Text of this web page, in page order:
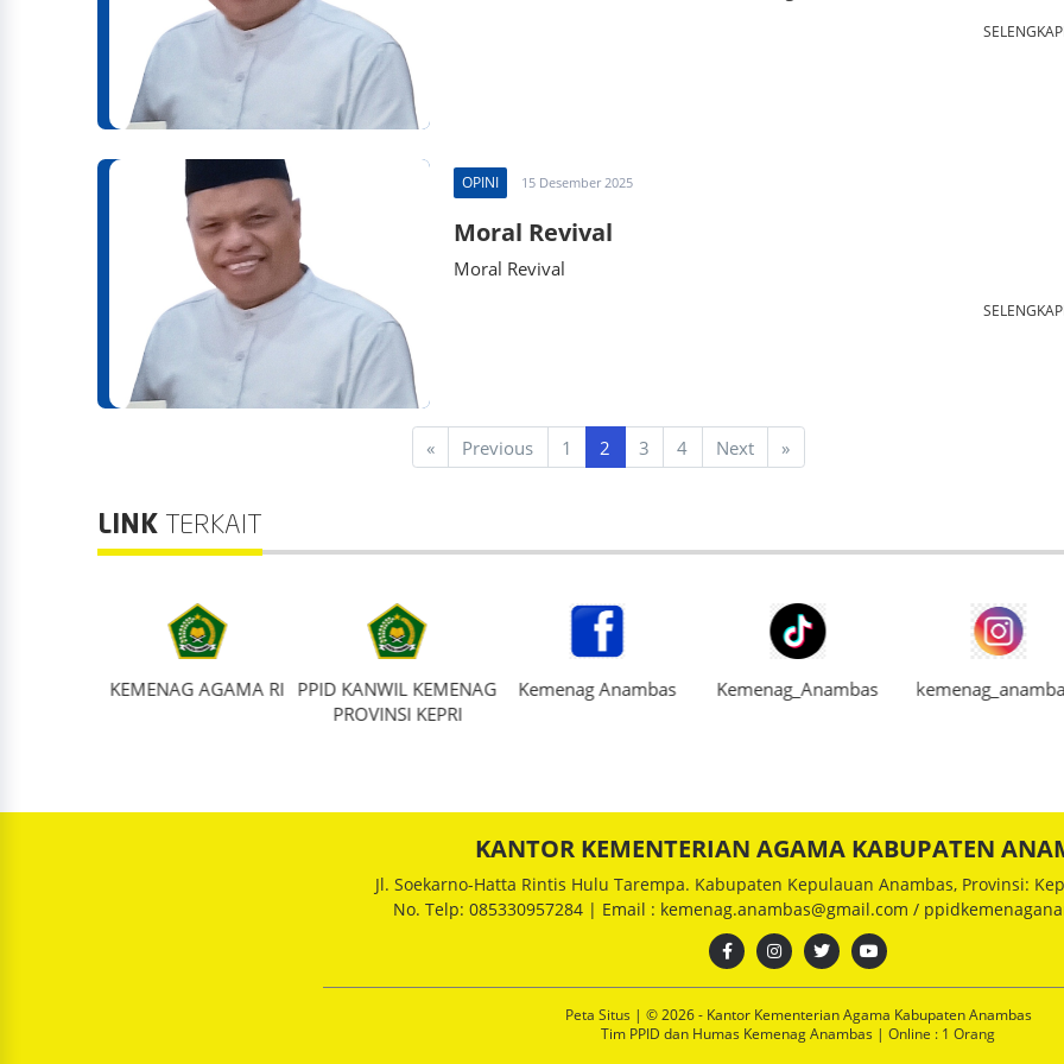
OPINI 15 Desember 2025
Moral Revival
Moral Revival
« Previous 1 2 3 4 Next »
LINK TERKAIT
KEMENAG AGAMA RI PPID KANWIL KEMENAG
PROVINSI KEPRI
Kemenag Anambas Kemenag_Anambas
KANTOR KEMENTERIAN AGAMA KABUPATEN
Jl. Soekarno-Hatta Rintis Hulu Tarempa. Kabupaten Kepulauan Anambas, Provinsi:
No. Telp: 085330957284 | Email : kemenag.anambas@gmail.com /
Peta Situs | © 2026 - Kantor Kementerian Agama Kabupaten Anambas
Tim PPID dan Humas Kemenag Anambas | Online : 1 Orang